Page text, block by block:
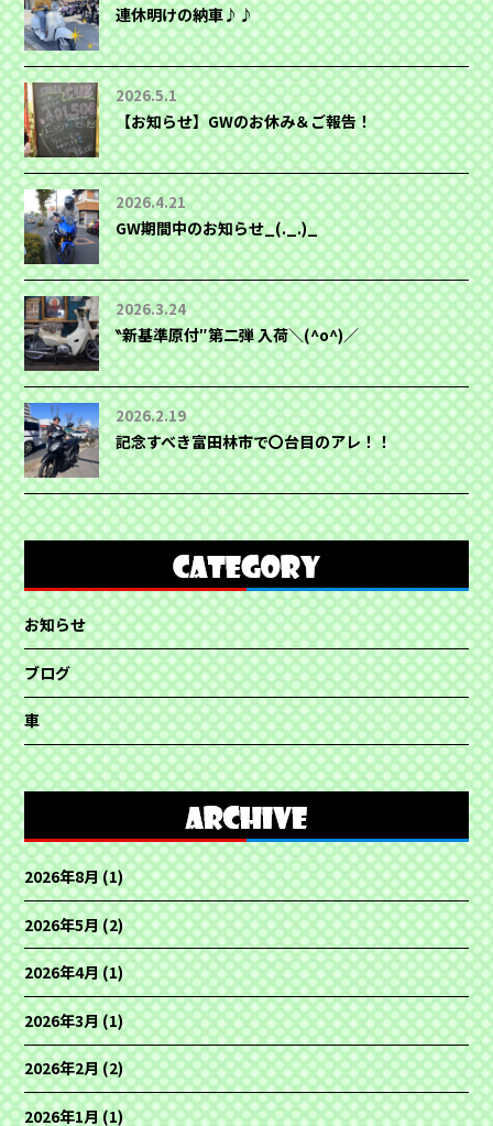
連休明けの納車♪♪
2026.5.1
【お知らせ】GWのお休み＆ご報告！
2026.4.21
GW期間中のお知らせ_(._.)_
2026.3.24
‶新基準原付″第二弾 入荷＼(^o^)／
2026.2.19
記念すべき富田林市で〇台目のアレ！！
お知らせ
ブログ
車
2026年8月(1)
2026年5月(2)
2026年4月(1)
2026年3月(1)
2026年2月(2)
2026年1月(1)